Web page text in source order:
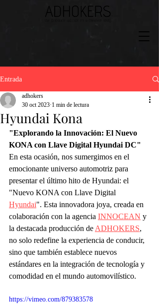
Entrada
Hyundai Kona
adhokers
30 oct 2023 1 min de lectura
"Explorando la Innovación: El Nuevo
KONA con Llave Digital Hyundai DC"
En esta ocasión, nos sumergimos en el
emocionante universo automotriz para
presentar el último hito de Hyundai: el
"Nuevo KONA con Llave Digital
Hyundai". Esta innovadora joya, creada en
colaboración con la agencia INNOCEAN y
la destacada producción de ADHOKERS,
no solo redefine la experiencia de conducir,
sino que también establece nuevos
estándares en la integración de tecnología y
comodidad en el mundo automovilístico.
https://vimeo.com/879383578